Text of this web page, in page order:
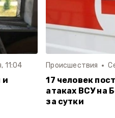
11:04
и
Происшествия
17 человек
атаках ВСУ на
за сутки